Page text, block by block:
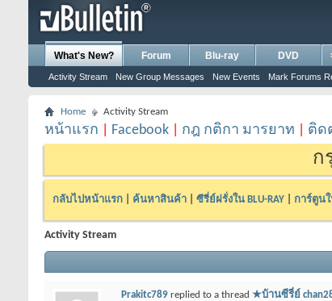
What's New?
Activity Stream New Group Messages New Events Mark Forums
Forum Blu-ray DVD
Home Activity Stream
หน้าแรก Facebook กฎ กติกา มารยาท ติด
ก
กลับไปหน้าแรก ค้นหาสินค้า ซีรี่ย์ฝรั่งใน BLU-RAY การ์ตูนใ
Activity Stream
Prakitc789 replied to a thread ★บ้านซีรี่ย์